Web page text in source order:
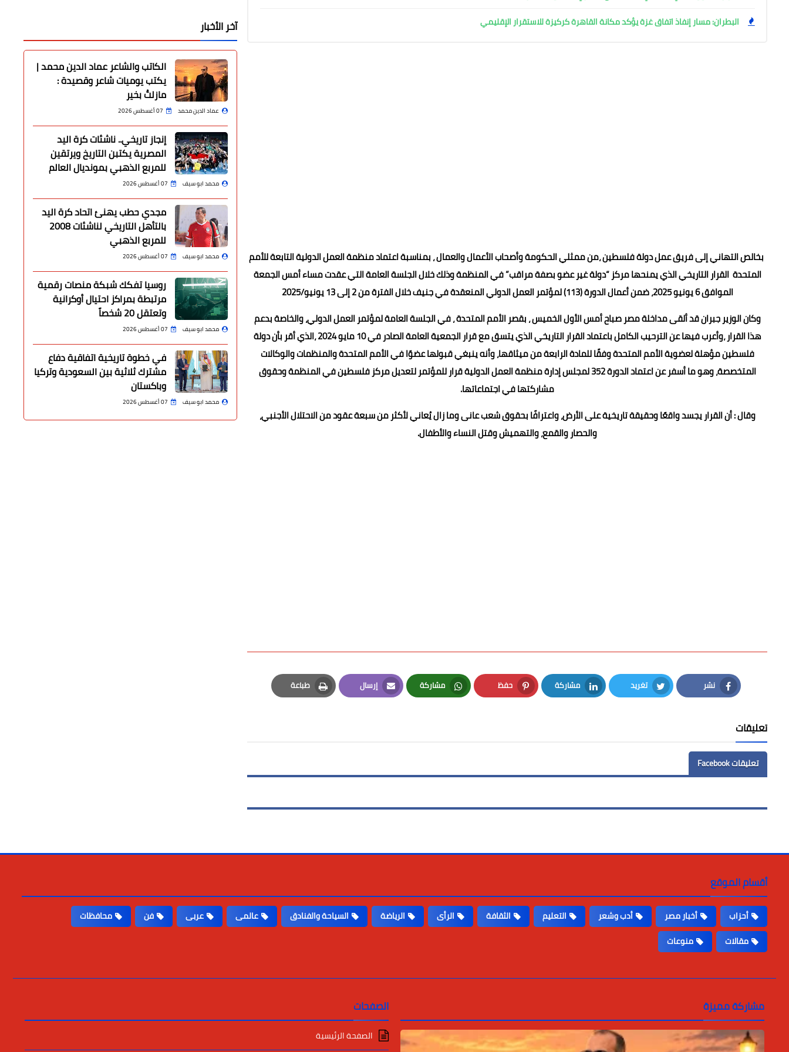
البطران: مسار إنفاذ اتفاق غزة يؤكد مكانة القاهرة كركيزة للاستقرار الإقليمي
بخالص التهاني إلى فريق عمل دولة فلسطين ،من ممثلي الحكومة وأصحاب الأعمال والعمال ، بمناسبة اعتماد منظمة العمل الدولية التابعة للأمم
المتحدة القرار التاريخي الذي يمنحها مركز “دولة غير عضو بصفة مراقب” في المنظمة وذلك خلال الجلسة العامة التي عقدت مساء أمس الجمعة
الموافق 6 يونيو 2025، ضمن أعمال الدورة (113) لمؤتمر العمل الدولي المنعقدة في جنيف خلال الفترة من 2 إلى 13 يونيو/2025
وكان الوزير جبران قد ألقى مداخلة مصر صباح أمس الأول الخميس ، بقصر الأمم المتحدة ، في الجلسة العامة لمؤتمر العمل الدولي، والخاصة بدعم
هذا القرار ،وأعرب فيها عن الترحيب الكامل باعتماد القرار التاريخي الذي يتسق مع قرار الجمعية العامة الصادر في 10 مايو 2024 ،الذي أقر بأن دولة
فلسطين مؤهلة لعضوية الأمم المتحدة وفقًا للمادة الرابعة من ميثاقها، وأنه ينبغي قبولها عضوًا في الأمم المتحدة والمنظمات والوكالات
المتخصصة، وهو ما أسفر عن اعتماد الدورة 352 لمجلس إدارة منظمة العمل الدولية قرار للمؤتمر لتعديل مركز فلسطين في المنظمة وحقوق
مشاركتها في اجتماعاتها.
وقال : أن القرار يجسد واقعًا وحقيقة تاريخية على الأرض، واعترافًا بحقوق شعب عانى وما زال يُعاني لأكثر من سبعة عقود من الاحتلال الأجنبي،
والحصار والقمع، والتهميش وقتل النساء والأطفال.
نشر
Facebook
تغريد
Twitter
مشاركة
LinkedIn
حفظ
Pinterest
مشاركة
Whatsapp
إرسال
Email
طباعة
Print
تعليقات
تعليقات Facebook
آخر الأخبار
الكاتب والشاعر عماد الدين محمد |
يكتب يوميات شاعر وقصيدة :
مازلتُ بخير
عماد الدين محمد 07 أغسطس 2026
إنجاز تاريخي.. ناشئات كرة اليد
المصرية يكتبن التاريخ ويرتقين
للمربع الذهبي بمونديال العالم
محمد ابو سيف 07 أغسطس 2026
مجدي حطب يهنئ اتحاد كرة اليد
بالتأهل التاريخي لناشئات 2008
للمربع الذهبي
محمد ابو سيف 07 أغسطس 2026
روسيا تفكك شبكة منصات رقمية
مرتبطة بمراكز احتيال أوكرانية
وتعتقل 20 شخصاً
محمد ابو سيف 07 أغسطس 2026
في خطوة تاريخية اتفاقية دفاع
مشترك ثلاثية بين السعودية وتركيا
وباكستان
محمد ابو سيف 07 أغسطس 2026
أقسام الموقع
أحزاب أخبار مصر أدب وشعر التعليم الثقافة الرأى الرياضة السياحة والفنادق عالمى عربى فن
محافظات
مقالات
منوعات
مشاركة مميزة الصفحات
الصفحة الرئيسية